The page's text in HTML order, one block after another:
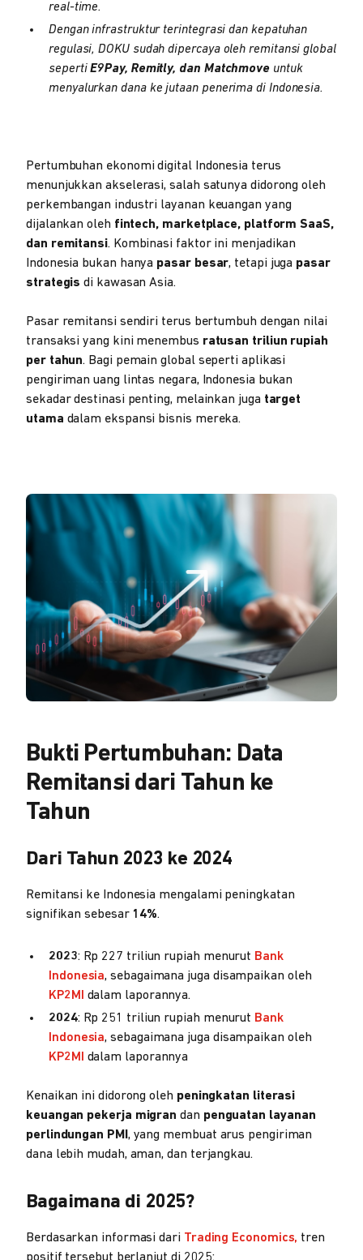
real-time.
Dengan infrastruktur terintegrasi dan kepatuhan
regulasi, DOKU sudah dipercaya oleh remitansi global
sepertiE9Pay, Remitly, dan Matchmove untuk
menyalurkan dana ke jutaan penerima di Indonesia.
Pertumbuhan ekonomi digital Indonesia terus
menunjukkan akselerasi, salah satunya didorong oleh
perkembangan industri layanan keuangan yang
dijalankan oleh fintech, marketplace, platform SaaS,
dan remitansi. Kombinasi faktor ini menjadikan
Indonesia bukan hanya pasar besar, tetapi juga pasar
strategis di kawasan Asia.
Pasar remitansi sendiri terus bertumbuh dengan nilai
transaksi yang kini menembus ratusan triliun rupiah
per tahun. Bagi pemain global seperti aplikasi
pengiriman uang lintas negara, Indonesia bukan
sekadar destinasi penting, melainkan juga target
utama dalam ekspansi bisnis mereka.
Bukti Pertumbuhan: Data
Remitansi dari Tahun ke
Tahun
Dari Tahun 2023 ke 2024
Remitansi ke Indonesia mengalami peningkatan
signifikan sebesar 14%.
2023: Rp 227 triliun rupiah menurut Bank
Indonesia, sebagaimana juga disampaikan oleh
KP2MI
dalam laporannya.
2024: Rp 251 triliun rupiah menurut Bank
Indonesia, sebagaimana juga disampaikan oleh
KP2MI
dalam laporannya
Kenaikan ini didorong oleh peningkatan literasi
keuangan pekerja migran dan penguatan layanan
perlindungan PMI , yang membuat arus pengiriman
dana lebih mudah, aman, dan terjangkau.
Bagaimana di 2025?
Berdasarkan informasi dari Trading Economics, tren